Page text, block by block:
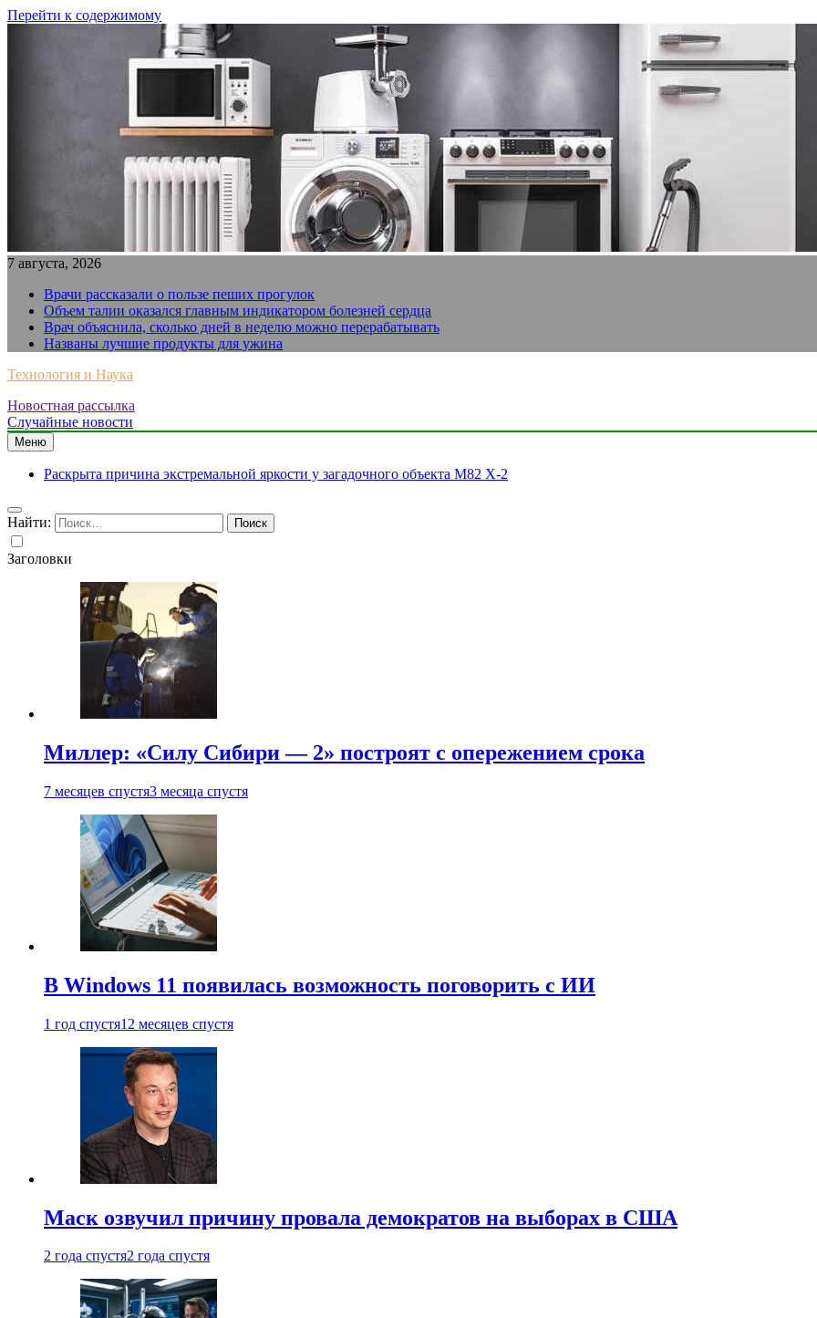
Перейти к содержимому
7 августа, 2026
Врачи рассказали о пользе пеших прогулок
Объем талии оказался главным индикатором болезней сердца
Врач объяснила, сколько дней в неделю можно перерабатывать
Названы лучшие продукты для ужина
Технология и Наука
Новостная рассылка
Случайные новости
Меню
Раскрыта причина экстремальной яркости у загадочного объекта M82 X-2
Найти:
Заголовки
Миллер: «Силу Сибири — 2» построят с опережением срока
7 месяцев спустя3 месяца спустя
В Windows 11 появилась возможность поговорить с ИИ
1 год спустя12 месяцев спустя
Маск озвучил причину провала демократов на выборах в США
2 года спустя2 года спустя